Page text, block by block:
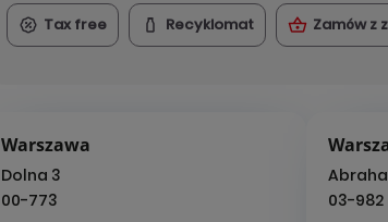
Tax free Recyklomat Zamów z
Warszawa
Dolna 3
00-773
03-982